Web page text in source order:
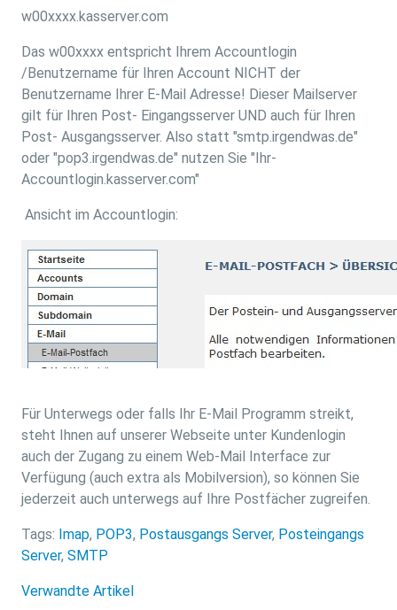
w00xxxx.kasserver.com
Das w00xxxx entspricht Ihrem Accountlogin
/Benutzername für Ihren Account NICHT der
Benutzername Ihrer E-Mail Adresse! Dieser Mailserver
gilt für Ihren Post- Eingangsserver UND auch für Ihren
Post- Ausgangsserver. Also statt "smtp.irgendwas.de"
oder "pop3.irgendwas.de" nutzen Sie "Ihr-
Accountlogin.kasserver.com"
Ansicht im Accountlogin:
Für Unterwegs oder falls Ihr E-Mail Programm streikt,
steht Ihnen auf unserer Webseite unter Kundenlogin
auch der Zugang zu einem Web-Mail Interface zur
Verfügung (auch extra als Mobilversion), so können Sie
jederzeit auch unterwegs auf Ihre Postfächer zugreifen.
Tags: Imap, POP3, Postausgangs Server, Posteingangs
Server, SMTP
Verwandte Artikel